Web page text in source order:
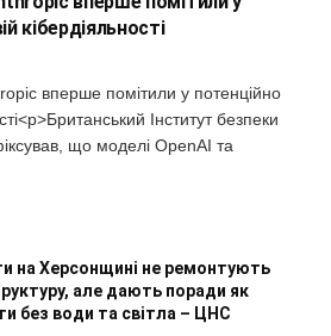
кібердіяльності
вперше помітили у потенційно
Інститут безпеки
що моделі OpenAI та
на Херсонщині не ремонтують
але дають поради як
без води та світла – ЦНС